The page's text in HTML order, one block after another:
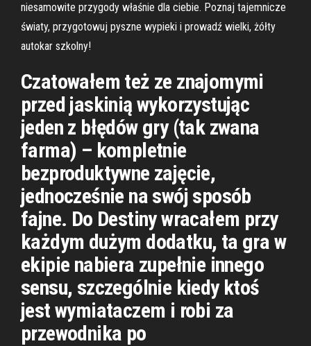
niesamowite przygody właśnie dla ciebie. Poznaj tajemnicze
światy, przygotowuj pyszne wypieki i prowadź wielki, żółty
autokar szkolny!
Czatowałem też ze znajomymi
przed jaskinią wykorzystując
jeden z błędów gry (tak zwana
farma) – kompletnie
bezproduktywne zajęcie,
jednocześnie na swój sposób
fajne. Do Destiny wracałem przy
każdym dużym dodatku, ta gra w
ekipie nabiera zupełnie innego
sensu, szczególnie kiedy ktoś
jest wymiataczem i robi za
przewodnika po